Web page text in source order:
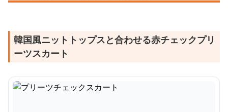
韓国風ニットトップスと合わせる赤チェックプリ
ーツスカート